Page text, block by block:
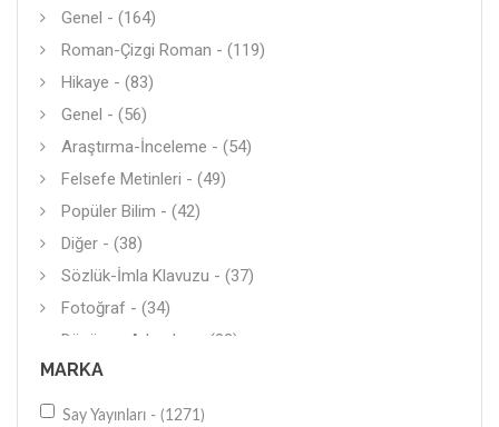
Genel - (164)
Roman-Çizgi Roman - (119)
Hikaye - (83)
Genel - (56)
Araştırma-İnceleme - (54)
Felsefe Metinleri - (49)
Popüler Bilim - (42)
Diğer - (38)
Sözlük-İmla Klavuzu - (37)
Fotoğraf - (34)
Düşünce Adamları - (32)
Diğer - (30)
Roman (Çeviri) - (28)
MARKA
Say Yayınları - (1271)